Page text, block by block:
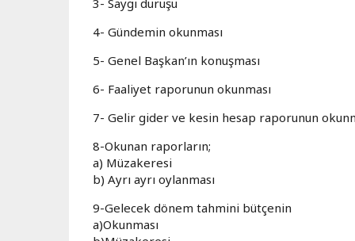
4- Gündemin okunması
5- Genel Başkan’ın konuşması
6- Faaliyet raporunun okunması
7- Gelir gider ve kesin hesap raporunun
8-Okunan raporların;
a) Müzakeresi
b) Ayrı ayrı oylanması
9-Gelecek dönem tahmini bütçenin
a)Okunması